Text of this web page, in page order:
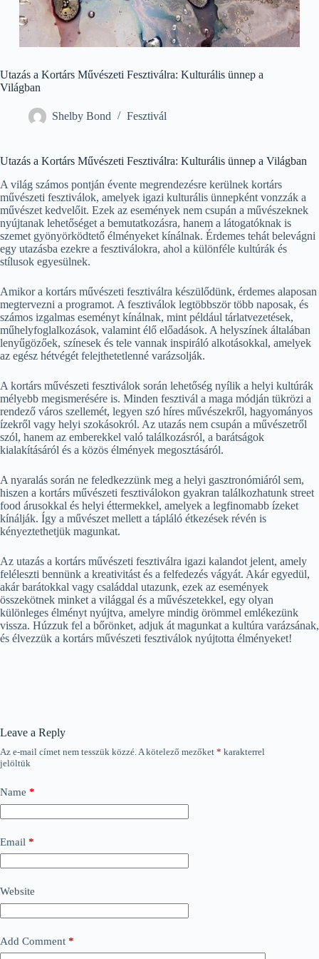
Utazás a Kortárs Művészeti Fesztiválra: Kulturális ünnep a
Világban
Shelby Bond Fesztivál
Utazás a Kortárs Művészeti Fesztiválra: Kulturális ünnep a Világban
A világ számos pontján évente megrendezésre kerülnek kortárs
művészeti fesztiválok, amelyek igazi kulturális ünnepként vonzzák a
művészet kedvelőit. Ezek az események nem csupán a művészeknek
nyújtanak lehetőséget a bemutatkozásra, hanem a látogatóknak is
szemet gyönyörködtető élményeket kínálnak. Érdemes tehát belevágni
egy utazásba ezekre a fesztiválokra, ahol a különféle kultúrák és
stílusok egyesülnek.
Amikor a kortárs művészeti fesztiválra készülődünk, érdemes alaposan
megtervezni a programot. A fesztiválok legtöbbször több naposak, és
számos izgalmas eseményt kínálnak, mint például tárlatvezetések,
műhelyfoglalkozások, valamint élő előadások. A helyszínek általában
lenyűgözőek, színesek és tele vannak inspiráló alkotásokkal, amelyek
az egész hétvégét felejthetetlenné varázsolják.
A kortárs művészeti fesztiválok során lehetőség nyílik a helyi kultúrák
mélyebb megismerésére is. Minden fesztivál a maga módján tükrözi a
rendező város szellemét, legyen szó híres művészekről, hagyományos
ízekről vagy helyi szokásokról. Az utazás nem csupán a művészetről
szól, hanem az emberekkel való találkozásról, a barátságok
kialakításáról és a közös élmények megosztásáról.
A nyaralás során ne feledkezzünk meg a helyi gasztronómiáról sem,
hiszen a kortárs művészeti fesztiválokon gyakran találkozhatunk street
food árusokkal és helyi éttermekkel, amelyek a legfinomabb ízeket
kínálják. Így a művészet mellett a tápláló étkezések révén is
kényeztethetjük magunkat.
Az utazás a kortárs művészeti fesztiválra igazi kalandot jelent, amely
feléleszti bennünk a kreativitást és a felfedezés vágyát. Akár egyedül,
akár barátokkal vagy családdal utazunk, ezek az események
összekötnek minket a világgal és a művészetekkel, egy olyan
különleges élményt nyújtva, amelyre mindig örömmel emlékezünk
vissza. Húzzuk fel a bőrönket, adjuk át magunkat a kultúra varázsának,
és élvezzük a kortárs művészeti fesztiválok nyújtotta élményeket!
Leave a Reply
Az e-mail címet nem tesszük közzé.A kötelező mezőket * karakterrel
jelöltük
Name *
Email *
Website
Add Comment *